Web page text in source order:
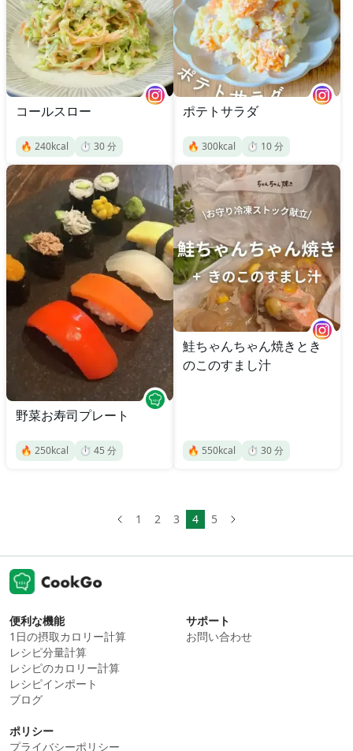
コールスロー
🔥 240kcal ⏱️ 30分
ポテトサラダ
🔥 300kcal ⏱️ 10分
野菜お寿司プレート
🔥 250kcal ⏱️ 45 分
鮭ちゃんちゃん焼きとき
のこのすまし汁
🔥 550kcal ⏱️ 30分
1 2 3 4 5
便利な機能
1日の摂取カロリー計算
レシピ分量計算
レシピのカロリー計算
レシピインポート
ブログ
サポート
お問い合わせ
ポリシー
プライバシーポリシー